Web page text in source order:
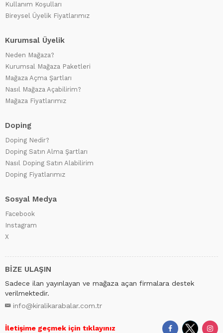
Kullanım Koşulları
Bireysel Üyelik Fiyatlarımız
Kurumsal Üyelik
Neden Mağaza?
Kurumsal Mağaza Paketleri
Mağaza Açma Şartları
Nasıl Mağaza Açabilirim?
Mağaza Fiyatlarımız
Doping
Doping Nedir?
Doping Satın Alma Şartları
Nasıl Doping Satın Alabilirim
Doping Fiyatlarımız
Sosyal Medya
Facebook
Instagram
X
BİZE ULAŞIN
Sadece ilan yayınlayan ve mağaza açan firmalara destek
verilmektedir.
info@kiralikarabalar.com.tr
İletişime geçmek için tıklayınız